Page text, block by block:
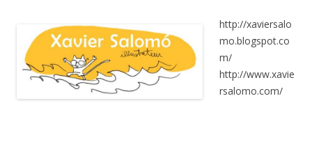
http://xaviersalo
mo.blogspot.co
m/
http://www.xavie
rsalomo.com/